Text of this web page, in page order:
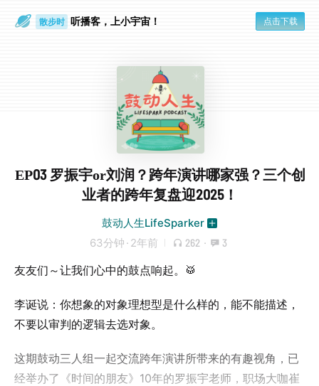
散步时 听播客，上小宇宙！ 点击下载
EP03 罗振宇or刘润？跨年演讲哪家强？三个创
业者的跨年复盘迎2025！
鼓动人生LifeSparker
63分钟 · 2年前 262 · 3
友友们～让我们心中的鼓点响起。🥁
李诞说：你想象的对象理想型是什么样的，能不能描述，
不要以审判的逻辑去选对象。
这期鼓动三人组一起交流跨年演讲所带来的有趣视角，已
经举办了《时间的朋友》10年的罗振宇老师，职场大咖崔